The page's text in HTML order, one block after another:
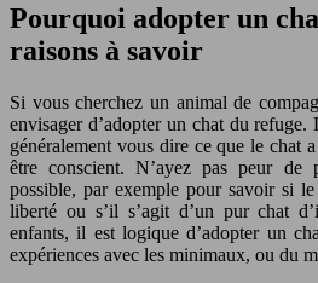
Pourquoi adopter un
raisons à savoir
Si vous cherchez un animal de
envisager d’adopter un chat du
généralement vous dire ce que le chat
être conscient. N’ayez pas peur de
possible, par exemple pour savoir si
liberté ou s’il s’agit d’un pur chat
enfants, il est logique d’adopter un
expériences avec les minimaux, ou du